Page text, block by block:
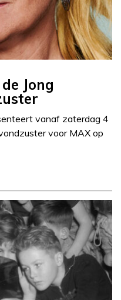
Jong
vanaf zaterdag 4
voor MAX op